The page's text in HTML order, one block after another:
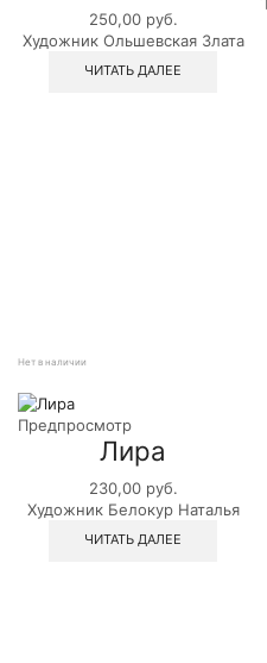
250,00 руб.
Художник Ольшевская Злата
ЧИТАТЬ ДАЛЕЕ
Нет в наличии
Предпросмотр
Лира
230,00 руб.
Художник Белокур Наталья
ЧИТАТЬ ДАЛЕЕ